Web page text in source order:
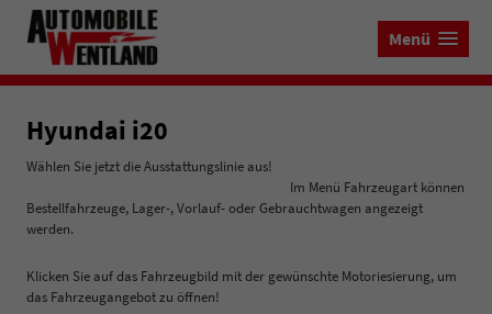
Menü
Hyundai i20
Wählen Sie jetzt die Ausstattungslinie aus!
Im Menü Fahrzeugart können
Bestellfahrzeuge, Lager-, Vorlauf- oder Gebrauchtwagen angezeigt
werden.
Klicken Sie auf das Fahrzeugbild mit der gewünschte Motoriesierung, um
das Fahrzeugangebot zu öffnen!